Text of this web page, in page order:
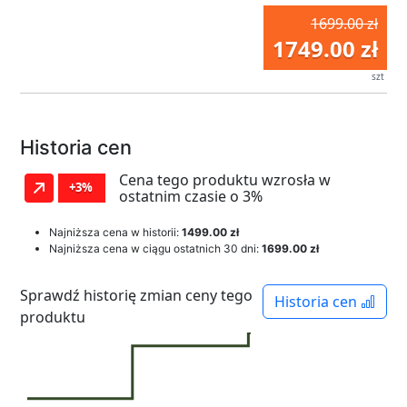
1699.00 zł
1749.00 zł
szt
Historia cen
+3%
Cena tego produktu wzrosła w
ostatnim czasie o 3%
Najniższa cena w historii: 1499.00 zł
Najniższa cena w ciągu ostatnich 30 dni: 1699.00 zł
Historia cen
Sprawdź historię zmian ceny tego
produktu